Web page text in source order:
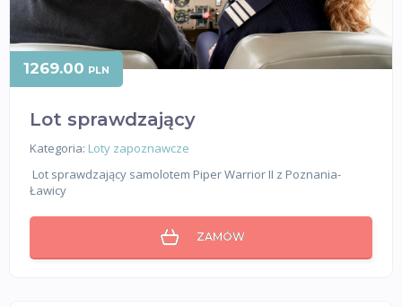
Lot sprawdzający
Kategoria: Loty zapoznawcze
Lot sprawdzający samolotem Piper Warrior II z Poznania-
Ławicy
1269.00 PLN
ZAMÓW